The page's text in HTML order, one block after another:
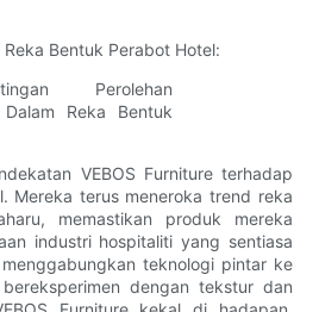
Bentuk Perabot Hotel:
VEBOS Furniture terhadap
Mereka terus meneroka trend reka
memastikan produk mereka
industri hospitaliti yang sentiasa
teknologi pintar ke
dengan tekstur dan